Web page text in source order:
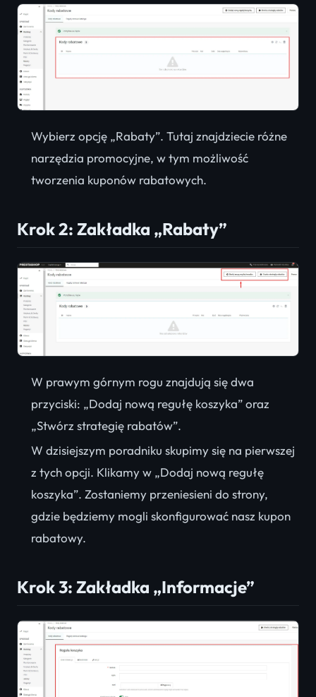
Wybierz opcję „Rabaty”. Tutaj znajdziecie różne
narzędzia promocyjne, w tym możliwość
tworzenia kuponów rabatowych.
Krok 2: Zakładka „Rabaty”
W prawym górnym rogu znajdują się dwa
przyciski: „Dodaj nową regułę koszyka” oraz
„Stwórz strategię rabatów”.
W dzisiejszym poradniku skupimy się na pierwszej
z tych opcji. Klikamy w „Dodaj nową regułę
koszyka”. Zostaniemy przeniesieni do strony,
gdzie będziemy mogli skonfigurować nasz kupon
rabatowy.
Krok 3: Zakładka „Informacje”